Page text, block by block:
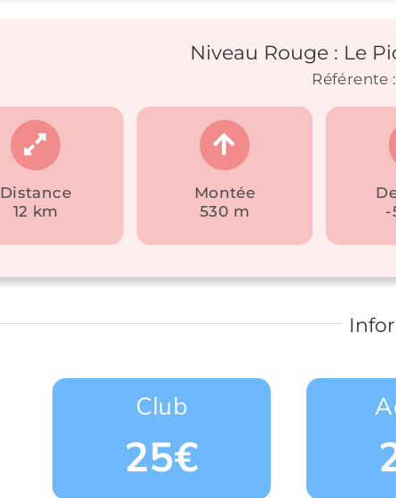
Niveau Rouge : Le
Référente
Distance
12 km
Montée
530 m
-
Club
25€